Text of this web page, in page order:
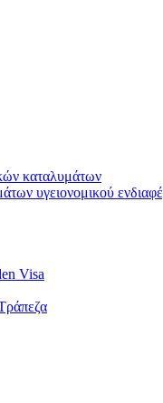
καταλυμάτων
υγειονομικού
Visa